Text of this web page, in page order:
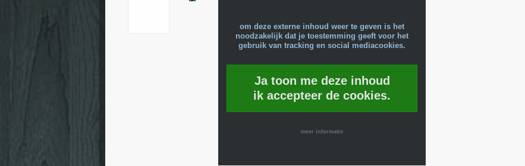
om deze externe inhoud weer te geven is het
noodzakelijk dat je toestemming geeft voor het
gebruik van tracking en social mediacookies.
Ja toon me deze inhoud
ik accepteer de cookies.
meer informatie